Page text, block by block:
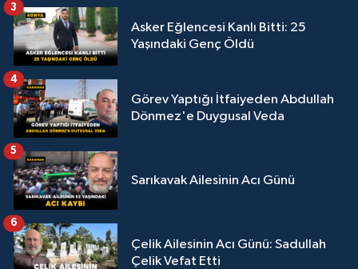
Asker Eğlencesi Kanlı Bitti: 25
Yaşındaki Genç Öldü
3
Görev Yaptığı İtfaiyeden Abdullah
Dönmez'e Duygusal Veda
4
Sarıkavak Ailesinin Acı Günü
5
Çelik Ailesinin Acı Günü: Sadullah
Çelik Vefat Etti
6